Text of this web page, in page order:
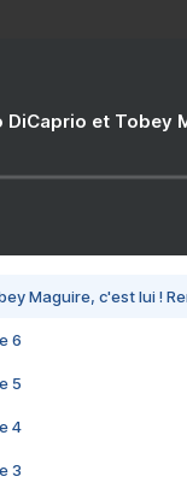
DiCaprio et Tobey
Maguire, c'est lui !
6
5
4
3